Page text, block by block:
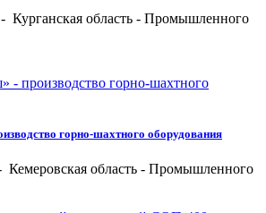
Курганская область - Промышленного
горно-шахтного оборудования
Кемеровская область - Промышленного